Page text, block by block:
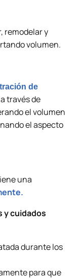
remodelar y
volumen.
de
a través de
el volumen
el aspecto
una
y cuidados
durante los
para que